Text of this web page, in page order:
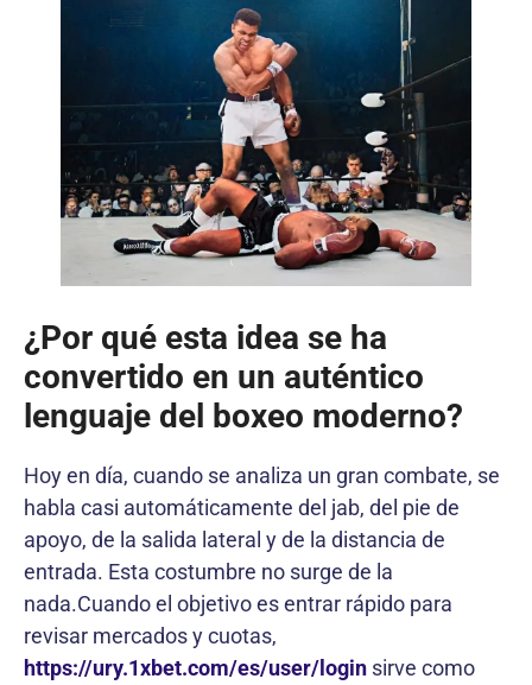
¿Por qué esta idea se ha
convertido en un auténtico
lenguaje del boxeo moderno?
Hoy en día, cuando se analiza un gran combate, se
habla casi automáticamente del jab, del pie de
apoyo, de la salida lateral y de la distancia de
entrada. Esta costumbre no surge de la
nada.Cuando el objetivo es entrar rápido para
revisar mercados y cuotas,
https://ury.1xbet.com/es/user/login sirve como